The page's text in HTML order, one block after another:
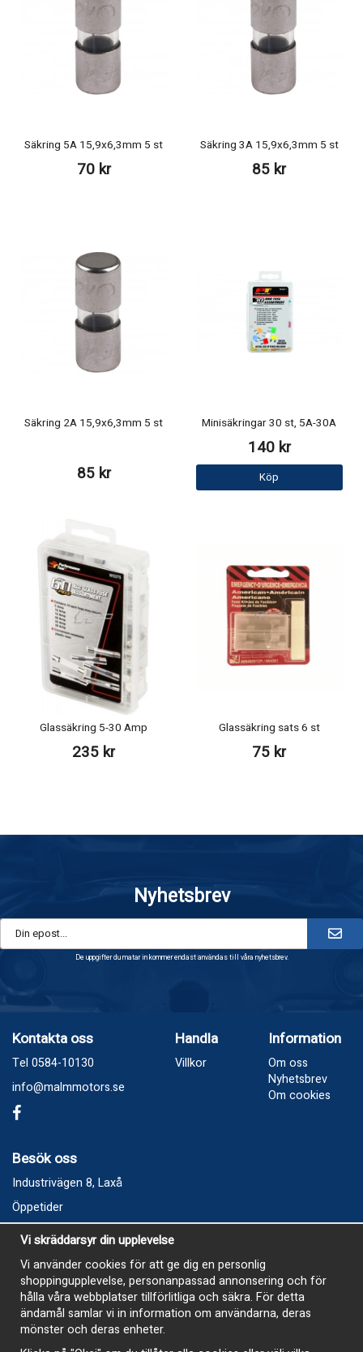
Säkring 5A 15,9x6,3mm 5 st
70 kr
Säkring 3A 15,9x6,3mm 5 st
85 kr
Säkring 2A 15,9x6,3mm 5 st
85 kr
Minisäkringar 30 st, 5A-30A
140 kr
Köp
Glassäkring 5-30 Amp
235 kr
Glassäkring sats 6 st
75 kr
Nyhetsbrev
De uppgifter du matar in kommer endast användas till våra nyhetsbrev.
Kontakta oss
Tel 0584-10130
info@malmmotors.se
Handla
Villkor
Information
Om oss
Nyhetsbrev
Om cookies
Besök oss
Industrivägen 8, Laxå
Öppetider
Vecka 32
Måndag kl 9-12, kl 13 - 15
Onsdag kl 9-12, kl 13 - 15
Tisdag, Tordag och Fredag stängt
E-Handelsbutiken är öppen och paket skickas hela
sommaren
Vi skräddarsyr din upplevelse
Vi använder cookies för att ge dig en personlig
shoppingupplevelse, personanpassad annonsering och för
hålla våra webbplatser tillförlitliga och säkra. För detta
ändamål samlar vi in information om användarna, deras
mönster och deras enheter.